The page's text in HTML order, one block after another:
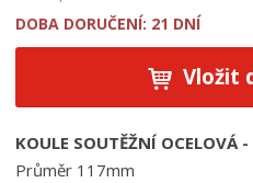
k
t
8
9
DOBA DORUČENÍ: 21 DNÍ
Vložit
KOULE SOUTĚŽNÍ
Průměr 117mm